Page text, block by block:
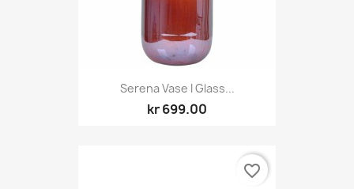
Serena Vase I Glass...
kr 699.00
favorite_border